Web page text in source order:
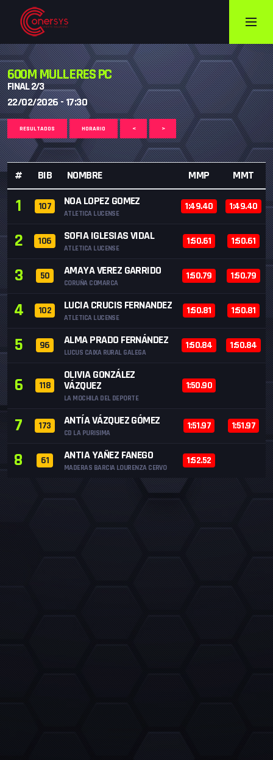
600M MULLERES PC
FINAL 2/3
22/02/2026 - 17:30
RESULTADOS HORARIO < >
# BIB NOMBRE MMP MMT
1 107 NOA LOPEZ GOMEZ
ATLETICA LUCENSE
1:49.40 1:49.40
2 106 SOFIA IGLESIAS VIDAL
ATLETICA LUCENSE
1:50.61 1:50.61
3 50 AMAYA VEREZ GARRIDO
CORUÑA COMARCA
1:50.79 1:50.79
4 102 LUCIA CRUCIS FERNANDEZ
ATLETICA LUCENSE
1:50.81 1:50.81
5 96 ALMA PRADO FERNÁNDEZ
LUCUS CAIXA RURAL GALEGA
1:50.84 1:50.84
6 118
OLIVIA GONZÁLEZ
VÁZQUEZ
LA MOCHILA DEL DEPORTE
1:50.90
7 173 ANTÍA VÁZQUEZ GÓMEZ
CD LA PURISIMA
1:51.97 1:51.97
8 61 ANTIA YAÑEZ FANEGO
MADERAS BARCIA LOURENZA CERVO
1:52.52